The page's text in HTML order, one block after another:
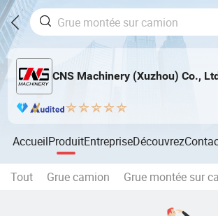
CNS Machinery (Xuzhou) Co.,
AccueilProduitEntrepriseDécouvrez
Tout Grue camion Grue montée sur